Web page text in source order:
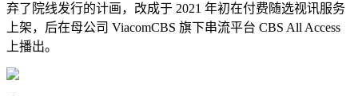
弃了院线发行的计画，改成于 2021 年初在付费随选视讯服务
上架，后在母公司 ViacomCBS 旗下串流平台 CBS All Access
上播出。